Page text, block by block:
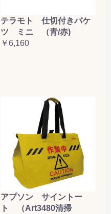
テラモト 仕切付きバケ
ツ ミニ （青/赤)
￥6,160
アプソン サイントー
ト （Art3480清掃